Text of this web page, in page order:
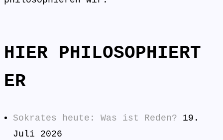
HIER PHILOSOPHIERT
ER
Sokrates heute: Was ist Reden?
19.
Juli 2026